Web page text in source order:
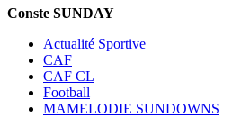
Conste SUNDAY
Actualité Sportive
CAF
CAF CL
Football
MAMELODIE SUNDOWNS